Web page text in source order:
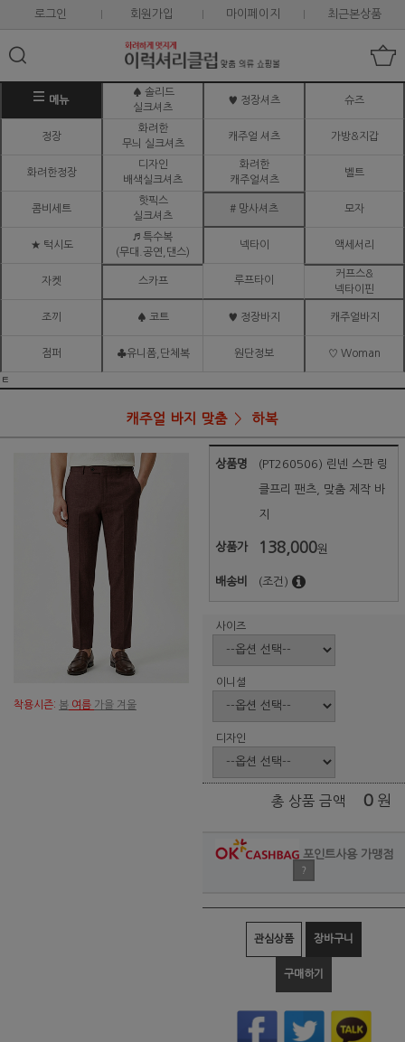
로그인 회원가입 마이페이지 최근본상품
메뉴
♠ 솔리드
실크셔츠
♥ 정장셔츠 슈즈
정장
화려한
무늬 실크셔츠
캐주얼 셔츠 가방&지갑
화려한정장
디자인
배색실크셔츠
화려한
캐주얼셔츠
벨트
콤비세트
핫픽스
실크셔츠
# 망사셔츠 모자
★ 턱시도
♬ 특수복
(무대.공연,댄스)
넥타이 액세서리
자켓 스카프 루프타이
커프스&
넥타이핀
조끼 ♠ 코트 ♥ 정장바지 캐주얼바지
점퍼 ♣유니폼,단체복 원단정보 ♡ Woman
ㅌ
캐주얼 바지 맞춤 하복
착용시즌: 봄 여름 가을 겨울
상품명 (PT260506) 린넨 스판 링
클프리 팬츠, 맞춤 제작 바
지
상품가 138,000원
배송비 (조건)
사이즈
이니셜
디자인
총 상품 금액 0 원
포인트사용 가맹점
?
관심상품 장바구니
구매하기